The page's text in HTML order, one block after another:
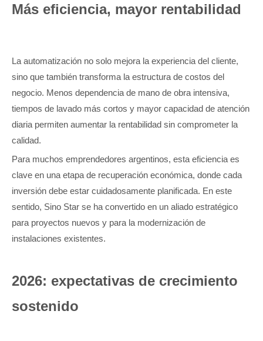
Más eficiencia, mayor rentabilidad
La automatización no solo mejora la experiencia del cliente,
sino que también transforma la estructura de costos del
negocio. Menos dependencia de mano de obra intensiva,
tiempos de lavado más cortos y mayor capacidad de atención
diaria permiten aumentar la rentabilidad sin comprometer la
calidad.
Para muchos emprendedores argentinos, esta eficiencia es
clave en una etapa de recuperación económica, donde cada
inversión debe estar cuidadosamente planificada. En este
sentido, Sino Star se ha convertido en un aliado estratégico
para proyectos nuevos y para la modernización de
instalaciones existentes.
2026: expectativas de crecimiento
sostenido